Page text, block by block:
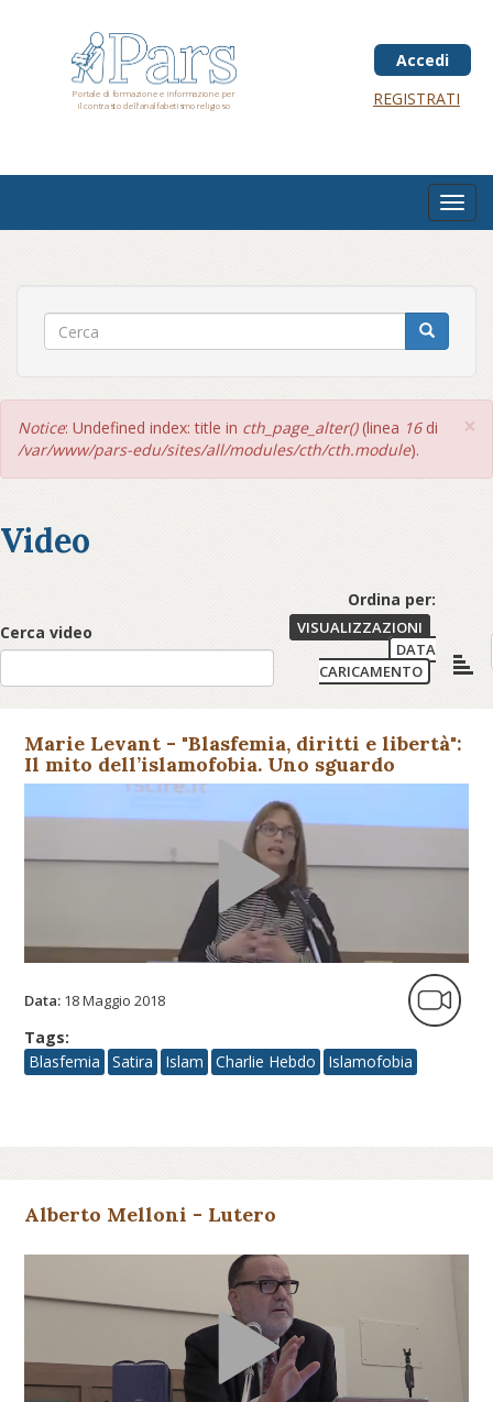
contenuto
Portale di formazione e informazione per
il contrasto dell'analfabetismo religioso
Accedi
REGISTRATI
×
Messaggio
di
Notice: Undefined index: title in cth_page_alter()(linea 16di
/var/www/pars-edu/sites/all/modules/cth/cth.module).
Video
Cerca video
Ordina per:
VISUALIZZAZIONI
DATA
CARICAMENTO
Marie Levant - "Blasfemia, diritti e libertà":
Il mito dell’islamofobia. Uno sguardo
storico sulla caric...
Data: 18 Maggio 2018
Tags:
Blasfemia
Satira Islam Charlie Hebdo Islamofobia
Alberto Melloni - Lutero